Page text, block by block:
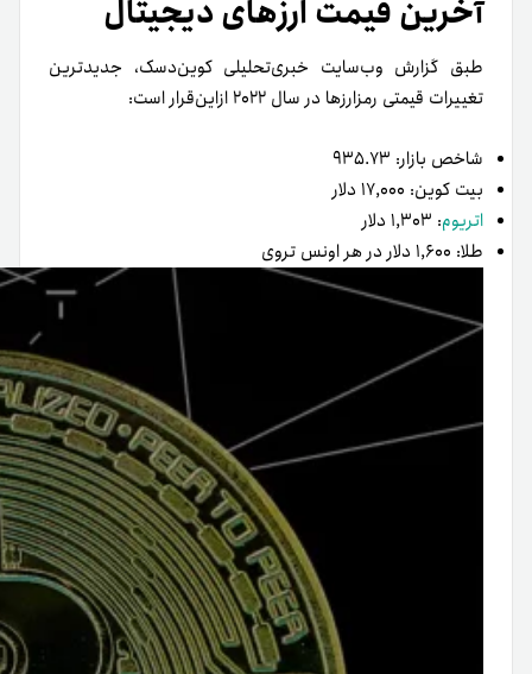
آخرین قیمت ارزهای دیجیتال
طبق گزارش وب‌سایت خبری‌تحلیلی کوین‌دسک، جدیدترین
تغییرات قیمتی رمزارزها در سال ۲۰۲۲ ازاین‌قرار است:
شاخص بازار: ۹۳۵.۷۳
بیت کوین: ۱۷,۰۰۰ دلار
اتریوم: ۱,۳۰۳ دلار
طلا: ۱,۶۰۰ دلار در هر اونس تروی